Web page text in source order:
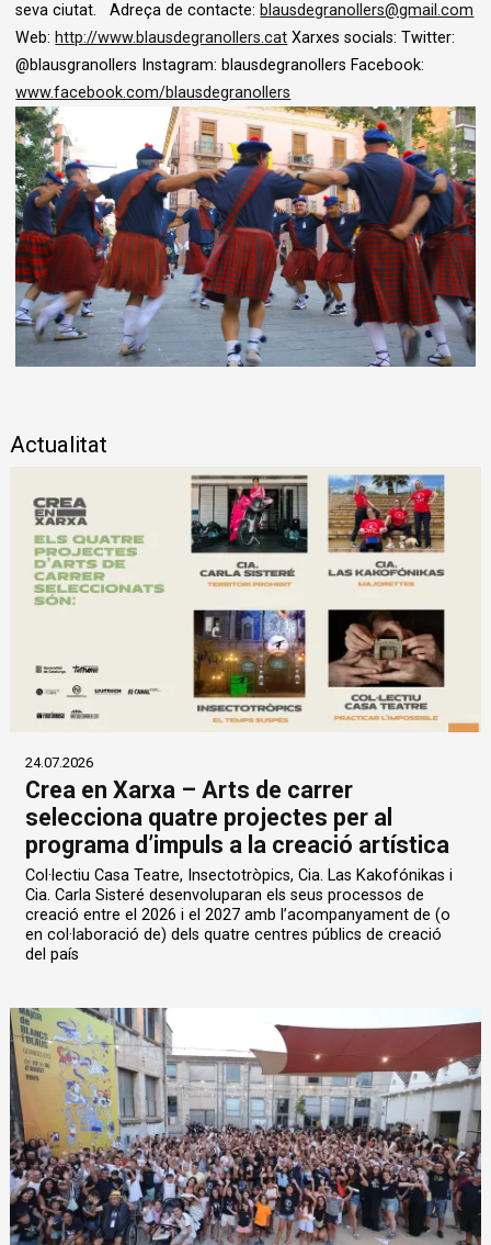
seva ciutat. Adreça de contacte: blausdegranollers@gmail.com
Web: http://www.blausdegranollers.cat Xarxes socials: Twitter:
@blausgranollers Instagram: blausdegranollers Facebook:
www.facebook.com/blausdegranollers
Actualitat
24.07.2026
Crea en Xarxa – Arts de carrer
selecciona quatre projectes per al
programa d’impuls a la creació artística
Col·lectiu Casa Teatre, Insectotròpics, Cia. Las Kakofónikas i
Cia. Carla Sisteré desenvoluparan els seus processos de
creació entre el 2026 i el 2027 amb l’acompanyament de (o
en col·laboració de) dels quatre centres públics de creació
del país